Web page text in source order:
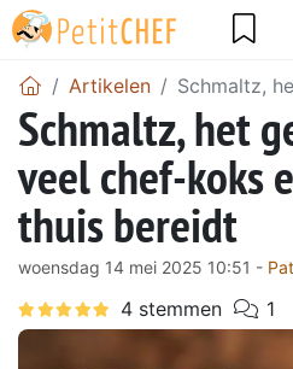
Artikelen Schmaltz,
Schmaltz, het
veel chef-koks
thuis bereidt
woensdag 14 mei 2025 10:51 -